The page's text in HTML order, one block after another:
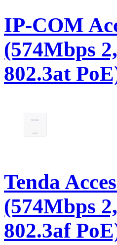
IP-COM
(574Mbps
802.3at
Tenda
(574Mbps
802.3af